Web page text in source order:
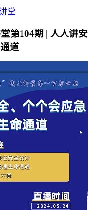
堂
第104期 | 人人讲
道